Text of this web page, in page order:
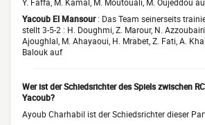
Yacoub El Mansour: Das Team seinerseits
stellt 3-5-2 : H. Doughmi, Z. Marour, N.
Ajoughlal, M. Ahayaoui, H. Mrabet, Z. Fati, A.
Balouk auf
Wer ist der Schiedsrichter des Spiels zwischen
Yacoub?
Ayoub Charhabil ist der Schiedsrichter dieser